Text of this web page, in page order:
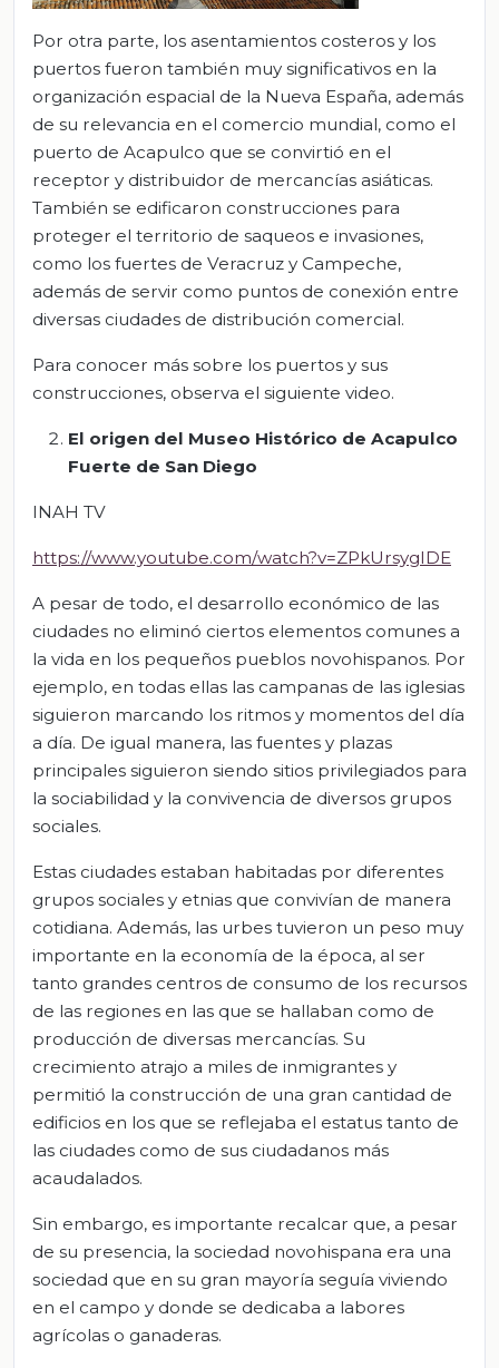
Por otra parte, los asentamientos costeros y los
puertos fueron también muy significativos en la
organización espacial de la Nueva España, además
de su relevancia en el comercio mundial, como el
puerto de Acapulco que se convirtió en el
receptor y distribuidor de mercancías asiáticas.
También se edificaron construcciones para
proteger el territorio de saqueos e invasiones,
como los fuertes de Veracruz y Campeche,
además de servir como puntos de conexión entre
diversas ciudades de distribución comercial.
Para conocer más sobre los puertos y sus
construcciones, observa el siguiente video.
El origen del Museo Histórico de Acapulco
Fuerte de San Diego
INAH TV
https://www.youtube.com/watch?v=ZPkUrsygIDE
A pesar de todo, el desarrollo económico de las
ciudades no eliminó ciertos elementos comunes a
la vida en los pequeños pueblos novohispanos. Por
ejemplo, en todas ellas las campanas de las iglesias
siguieron marcando los ritmos y momentos del día
a día. De igual manera, las fuentes y plazas
principales siguieron siendo sitios privilegiados para
la sociabilidad y la convivencia de diversos grupos
sociales.
Estas ciudades estaban habitadas por diferentes
grupos sociales y etnias que convivían de manera
cotidiana. Además, las urbes tuvieron un peso muy
importante en la economía de la época, al ser
tanto grandes centros de consumo de los recursos
de las regiones en las que se hallaban como de
producción de diversas mercancías. Su
crecimiento atrajo a miles de inmigrantes y
permitió la construcción de una gran cantidad de
edificios en los que se reflejaba el estatus tanto de
las ciudades como de sus ciudadanos más
acaudalados.
Sin embargo, es importante recalcar que, a pesar
de su presencia, la sociedad novohispana era una
sociedad que en su gran mayoría seguía viviendo
en el campo y donde se dedicaba a labores
agrícolas o ganaderas.